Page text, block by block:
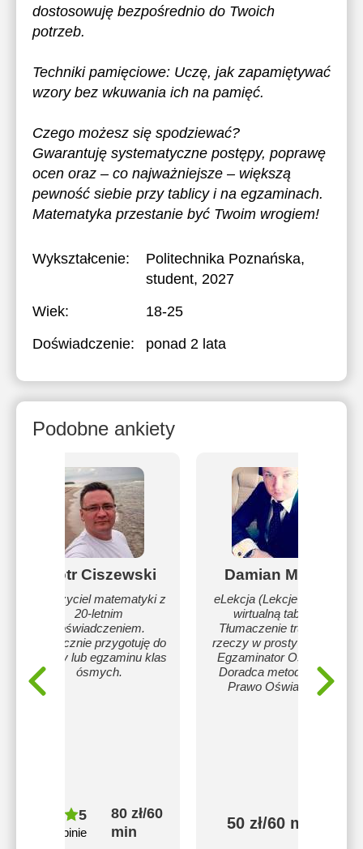
dostosowuję bezpośrednio do Twoich
potrzeb.
Techniki pamięciowe: Uczę, jak zapamiętywać
wzory bez wkuwania ich na pamięć.
Czego możesz się spodziewać?
Gwarantuję systematyczne postępy, poprawę
ocen oraz – co najważniejsze – większą
pewność siebie przy tablicy i na egzaminach.
Matematyka przestanie być Twoim wrogiem!
Wykształcenie: Politechnika Poznańska,
student, 2027
Wiek:
18-25
Doświadczenie:
ponad 2 lata
Podobne ankiety
Piotr Ciszewski
Nauczyciel matematyki z
20-letnim
doświadczeniem.
Skutecznie przygotuję do
matury lub egzaminu klas
ósmych.
5
25 opinie
80 zł/60
min
Damian Mathe
eLekcja (Lekcje online z
wirtualną tablicą)
Tłumaczenie trudnych
rzeczy w prosty sposób.
Egzaminator Oświaty /
Doradca metodyczny:
Prawo Oświatowe.
50 zł/60 min